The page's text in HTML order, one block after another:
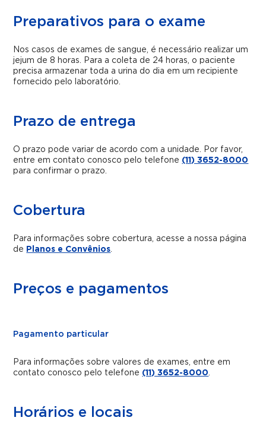
Preparativos para o exame
Nos casos de exames de sangue, é necessário realizar um
jejum de 8 horas. Para a coleta de 24 horas, o paciente
precisa armazenar toda a urina do dia em um recipiente
fornecido pelo laboratório.
Prazo de entrega
O prazo pode variar de acordo com a unidade. Por favor,
entre em contato conosco pelo telefone (11) 3652-8000
para confirmar o prazo.
Cobertura
Para informações sobre cobertura, acesse a nossa página
de Planos e Convênios
Preços e pagamentos
Pagamento particular
Para informações sobre valores de exames, entre em
contato conosco pelo telefone (11) 3652-8000
Horários e locais